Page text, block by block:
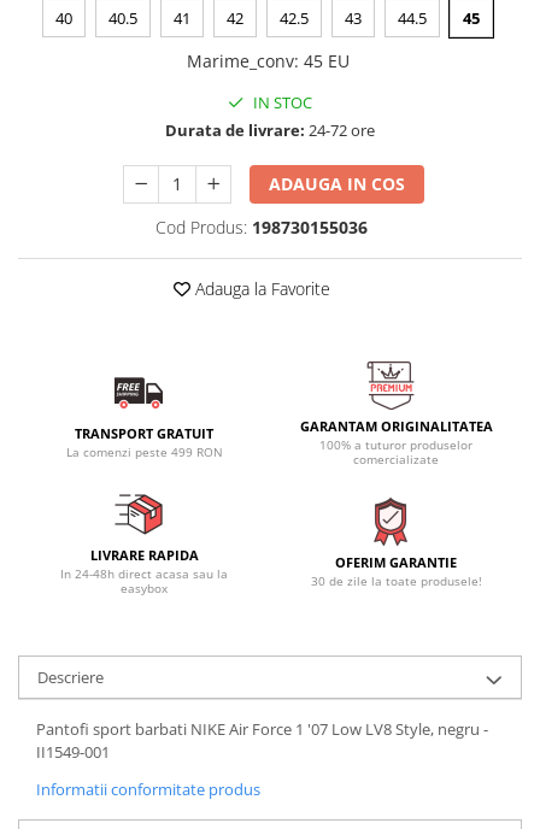
40 40.5 41 42 42.5 43 44.5 45
Marime_conv: 45 EU
IN STOC
Durata de livrare: 24-72 ore
ADAUGA IN COS
Cod Produs: 198730155036
Adauga la Favorite
TRANSPORT GRATUIT
La comenzi peste 499 RON
GARANTAM ORIGINALITATEA
100% a tuturor produselor
comercializate
LIVRARE RAPIDA
In 24-48h direct acasa sau la
easybox
OFERIM GARANTIE
30 de zile la toate produsele!
Descriere
Pantofi sport barbati NIKE Air Force 1 '07 Low LV8 Style, negru -
II1549-001
Informatii conformitate produs